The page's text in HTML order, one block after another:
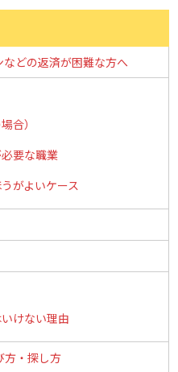
どの返済が困難な方へ
合）
要な職業
がよいケース
けない理由
方・探し方